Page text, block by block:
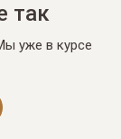
так
уже в курсе